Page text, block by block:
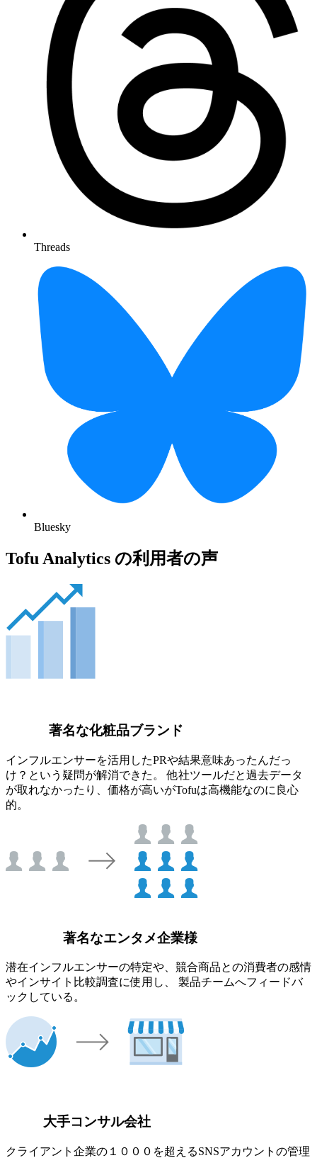
Threads
Bluesky
Tofu Analytics の利用者の声
著名な化粧品ブランド
インフルエンサーを活用したPRや結果意味あったんだっ
け？という疑問が解消できた。 他社ツールだと過去データ
が取れなかったり、価格が高いがTofuは高機能なのに良心
的。
著名なエンタメ企業様
潜在インフルエンサーの特定や、競合商品との消費者の感情
やインサイト比較調査に使用し、 製品チームへフィードバ
ックしている。
大手コンサル会社
クライアント企業の１０００を超えるSNSアカウントの管理